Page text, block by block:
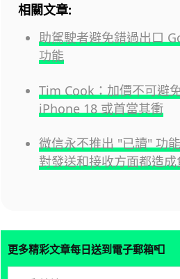
相關文章:
助駕駛者避免錯過出口
功能
Tim Cook：加價不可避
iPhone 18 或首當其衝
微信永不推出 "已讀"
對發送和接收方面都造成
更多精彩文章每日送到電子郵箱📮